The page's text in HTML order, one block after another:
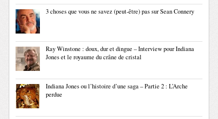
3 choses que vous ne savez (peut-être) pas sur Sean Connery
Ray Winstone : doux, dur et dingue – Interview pour Indiana
Jones et le royaume du crâne de cristal
Indiana Jones ou l’histoire d’une saga – Partie 2 : L’Arche
perdue